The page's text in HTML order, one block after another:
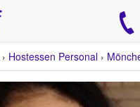
› Hostessen Personal ›